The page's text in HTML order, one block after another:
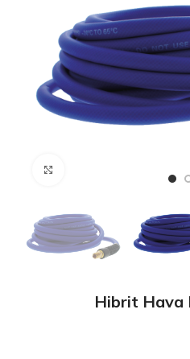
Hibrit Hava